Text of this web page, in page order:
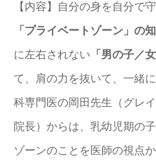
【内容】自分の身を自分で
「プライベートゾーン」の
に左右されない 「男の子／
て、肩の力を抜いて、一緒
科専門医の岡田先生（グレ
院長）からは、乳幼児期の
ゾーンのことを医師の視点